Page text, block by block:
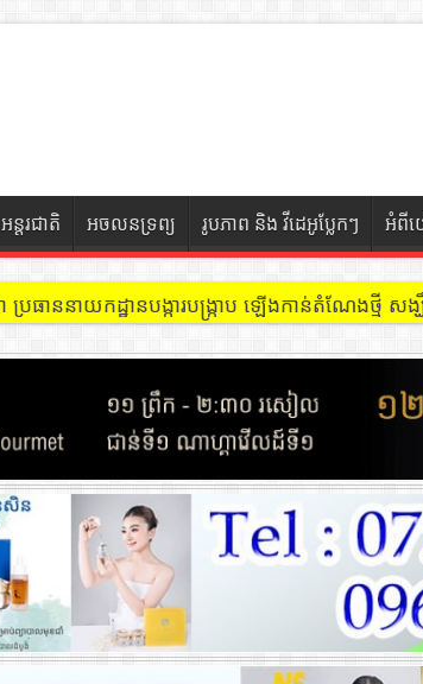
តរជាតិ អចលនទ្រព្យ រូបភាព និង វីដេអូប្លែកៗ អំពី
ាននាយកដ្ឋានបង្ការបង្ក្រាប ឡើងកាន់តំណែងថ្មី ស